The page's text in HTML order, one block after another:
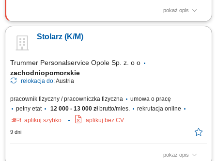
pokaż opis
Obowiązki: Cięcie elementów ram oraz płyt według wytycznych;
elementów oraz składanie konstrukcji; Naprawa i konserwacja okien,
drzwi oraz mebli; Montaż okuć do okien i drzwi oraz ich wymiana;
Stolarz (K/M)
Trummer Personalservice Opole Sp. z. o o
zachodniopomorskie
relokacja do:Austria
pracownik fizyczny / pracowniczka fizyczna
umowa o pracę
pełny etat
12 000 - 13 000 złbrutto/mies.
rekrutacja online
aplikuj szybko
aplikuj bez CV
9 dni
pokaż opis